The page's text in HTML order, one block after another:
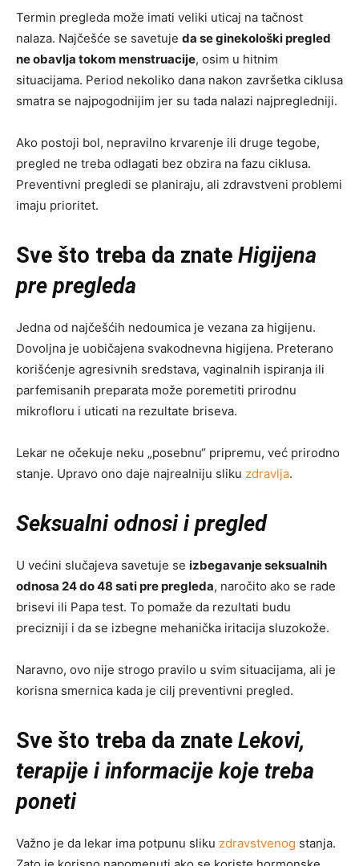
Termin pregleda može imati veliki uticaj na tačnost
nalaza. Najčešće se savetuje da se ginekološki pregled
ne obavlja tokom menstruacije, osim u hitnim
situacijama. Period nekoliko dana nakon završetka ciklusa
smatra se najpogodnijim jer su tada nalazi najpregledniji.
Ako postoji bol, nepravilno krvarenje ili druge tegobe,
pregled ne treba odlagati bez obzira na fazu ciklusa.
Preventivni pregledi se planiraju, ali zdravstveni problemi
imaju prioritet.
Sve što treba da znate Higijena
pre pregleda
Jedna od najčešćih nedoumica je vezana za higijenu.
Dovoljna je uobičajena svakodnevna higijena. Preterano
korišćenje agresivnih sredstava, vaginalnih ispiranja ili
parfemisanih preparata može poremetiti prirodnu
mikrofloru i uticati na rezultate briseva.
Lekar ne očekuje neku „posebnu“ pripremu, već prirodno
stanje. Upravo ono daje najrealniju sliku zdravlja.
Seksualni odnosi i pregled
U većini slučajeva savetuje se izbegavanje seksualnih
odnosa 24 do 48 sati pre pregleda, naročito ako se rade
brisevi ili Papa test. To pomaže da rezultati budu
precizniji i da se izbegne mehanička iritacija sluzokože.
Naravno, ovo nije strogo pravilo u svim situacijama, ali je
korisna smernica kada je cilj preventivni pregled.
Sve što treba da znate Lekovi,
terapije i informacije koje treba
poneti
Važno je da lekar ima potpunu sliku zdravstvenog stanja.